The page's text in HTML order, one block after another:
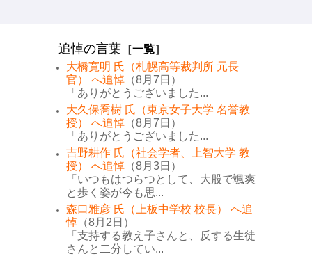
追悼の言葉 ［一覧］
大橋寛明 氏（札幌高等裁判所 元長
官） へ追悼 （8月7日）
「ありがとうございました...
大久保喬樹 氏（東京女子大学 名誉教
授） へ追悼 （8月7日）
「ありがとうございました...
吉野耕作 氏（社会学者、上智大学 教
授） へ追悼 （8月3日）
「いつもはつらつとして、大股で颯爽
と歩く姿が今も思...
森口雅彦 氏（上板中学校 校長） へ追
悼 （8月2日）
「支持する教え子さんと、反する生徒
さんと二分してい...